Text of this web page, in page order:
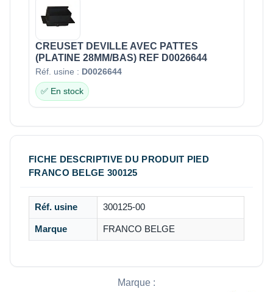
CREUSET DEVILLE AVEC PATTES
(PLATINE 28MM/BAS) REF D0026644
Réf. usine : D0026644
✅ En stock
FICHE DESCRIPTIVE DU PRODUIT PIED
FRANCO BELGE 300125
Réf. usine 300125-00
Marque FRANCO BELGE
Marque :